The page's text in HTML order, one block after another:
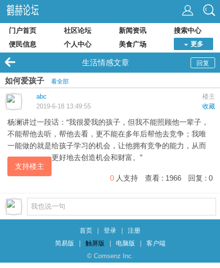
门户首页 社区论坛 新闻资讯
搜索中心
便民信息
个人中心 美食广场 更多
回复
生活情感文章
如何爱孩子 看全部
楼主
abc
收藏
2019-6-18 13:49:55
杨澜讲过一段话：“我很爱我的孩子，但我不能照顾他一辈子，
不能帮他去听，帮他去看，更不能在多年后帮他去竞争；我唯
一能做的就是给孩子学习的机会，让他拥有竞争的能力，从而
更好地去创造机会和财富。”
支持楼主
0 人支持 查看 : 1966 回复 : 0
首页 登录
注册
简易版
触屏版 电脑版
客户端
© Comsenz Inc.